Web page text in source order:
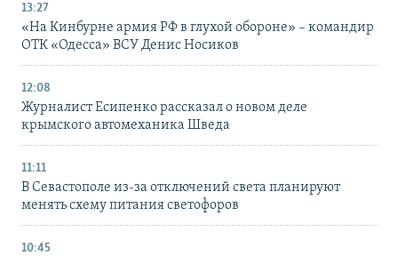
13:27
«На Кинбурне армия РФ в глухой обороне» – командир
ОТК «Одесса» ВСУ Денис Носиков
12:08
Журналист Есипенко рассказал о новом деле
крымского автомеханика Шведа
11:11
В Севастополе из-за отключений света планируют
менять схему питания светофоров
10:45